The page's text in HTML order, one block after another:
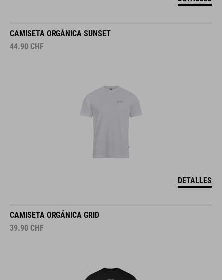
CAMISETA ORGÁNICA SUNSET
44.90 CHF
DETALLES
CAMISETA ORGÁNICA GRID
39.90 CHF